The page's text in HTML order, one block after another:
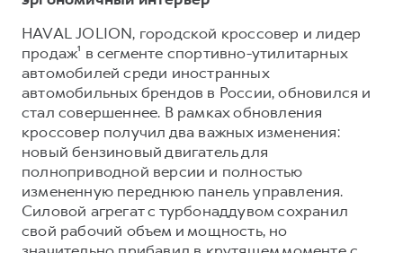
POER
от 3 449 000 ₽
Для малого бизнеса
Корпоративным клиентам
Крупным корпоративным клиентам
Система управления автопарком
Сервис для корпоративных клиентов
HAVAL Лизинг
АКСЕССУАРЫ HAVAL
Мобильное приложение GWM
Программа «HAVAL Защита+»
Руководства по эксплуатации
Подписки
АКСЕССУАРЫ HAVAL
Автомобильные аксессуары
Коллекция CITY
HAVAL JOLION, городской кроссовер и лидер
продаж¹ в сегменте спортивно-утилитарных
автомобилей среди иностранных
автомобильных брендов в России, обновился и
стал совершеннее. В рамках обновления
кроссовер получил два важных изменения:
новый бензиновый двигатель для
полноприводной версии и полностью
измененную переднюю панель управления.
Силовой агрегат с турбонаддувом сохранил
свой рабочий объем и мощность, но